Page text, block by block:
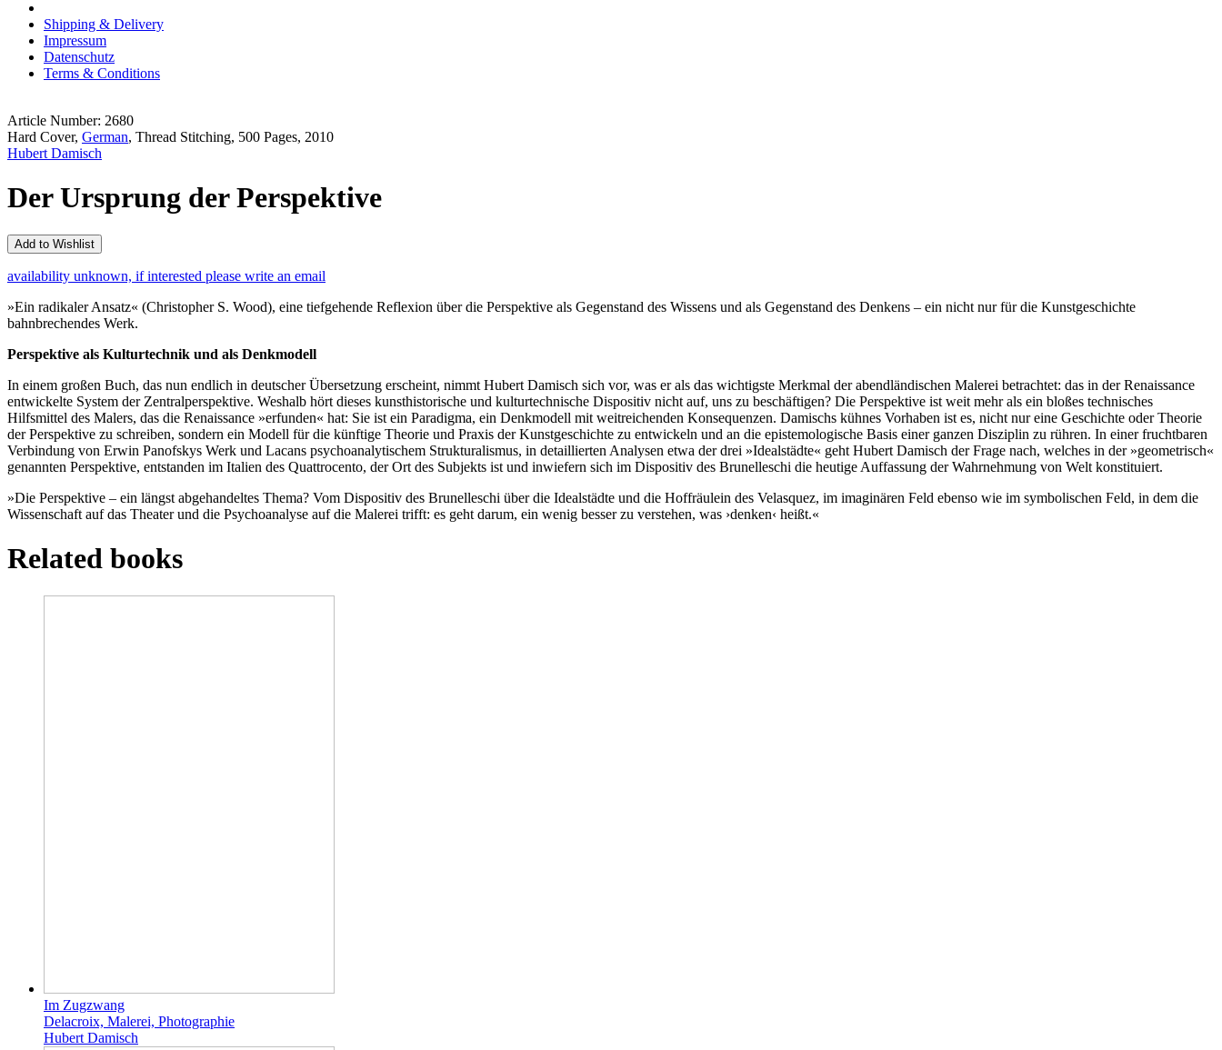
Shipping & Delivery
Impressum
Datenschutz
Terms & Conditions
Article Number: 2680
Hard Cover, German, Thread Stitching, 500 Pages, 2010
Hubert Damisch
Der Ursprung der Perspektive
Add to Wishlist
availability unknown, if interested please write an email
»Ein radikaler Ansatz« (Christopher S. Wood), eine tiefgehende Reflexion über die Perspektive als Gegenstand des Wissens und als Gegenstand des Denkens – ein nicht nur für die Kunstgeschichte
bahnbrechendes Werk.
Perspektive als Kulturtechnik und als Denkmodell
In einem großen Buch, das nun endlich in deutscher Übersetzung erscheint, nimmt Hubert Damisch sich vor, was er als das wichtigste Merkmal der abendländischen Malerei betrachtet: das in der Renaissance
entwickelte System der Zentralperspektive. Weshalb hört dieses kunsthistorische und kulturtechnische Dispositiv nicht auf, uns zu beschäftigen? Die Perspektive ist weit mehr als ein bloßes technisches
Hilfsmittel des Malers, das die Renaissance »erfunden« hat: Sie ist ein Paradigma, ein Denkmodell mit weitreichenden Konsequenzen. Damischs kühnes Vorhaben ist es, nicht nur eine Geschichte oder Theorie
der Perspektive zu schreiben, sondern ein Modell für die künftige Theorie und Praxis der Kunstgeschichte zu entwickeln und an die epistemologische Basis einer ganzen Disziplin zu rühren. In einer fruchtbaren
Verbindung von Erwin Panofskys Werk und Lacans psychoanalytischem Strukturalismus, in detaillierten Analysen etwa der drei »Idealstädte« geht Hubert Damisch der Frage nach, welches in der »geometrisch«
genannten Perspektive, entstanden im Italien des Quattrocento, der Ort des Subjekts ist und inwiefern sich im Dispositiv des Brunelleschi die heutige Auffassung der Wahrnehmung von Welt konstituiert.
»Die Perspektive – ein längst abgehandeltes Thema? Vom Dispositiv des Brunelleschi über die Idealstädte und die Hoffräulein des Velasquez, im imaginären Feld ebenso wie im symbolischen Feld, in dem die
Wissenschaft auf das Theater und die Psychoanalyse auf die Malerei trifft: es geht darum, ein wenig besser zu verstehen, was ›denken‹ heißt.«
Related books
Im Zugzwang
Delacroix, Malerei, Photographie
Hubert Damisch